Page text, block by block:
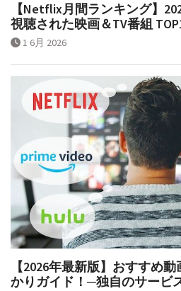
【Netflix月間ランキング】
視聴された映画＆TV番組
1 6月 2026
【2026年最新版】おすすめ
かりガイド！─独自のサービ